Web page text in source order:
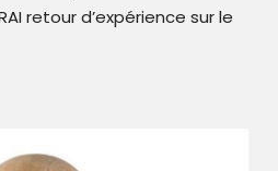
retour d’expérience sur le